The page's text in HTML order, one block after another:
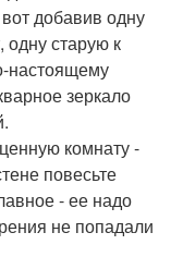
добавив одну
одну старую к
настоящему
зеркало
комнату -
повесьте
- ее надо
не попадали